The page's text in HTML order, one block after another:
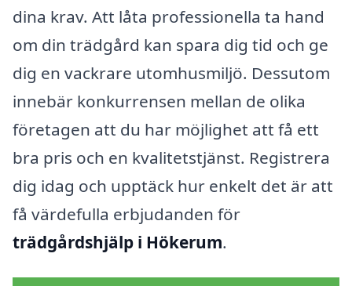
dina krav. Att låta professionella ta hand
om din trädgård kan spara dig tid och ge
dig en vackrare utomhusmiljö. Dessutom
innebär konkurrensen mellan de olika
företagen att du har möjlighet att få ett
bra pris och en kvalitetstjänst. Registrera
dig idag och upptäck hur enkelt det är att
få värdefulla erbjudanden för
trädgårdshjälp i Hökerum.